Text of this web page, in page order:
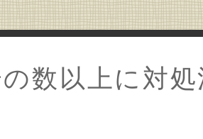
数以上に対